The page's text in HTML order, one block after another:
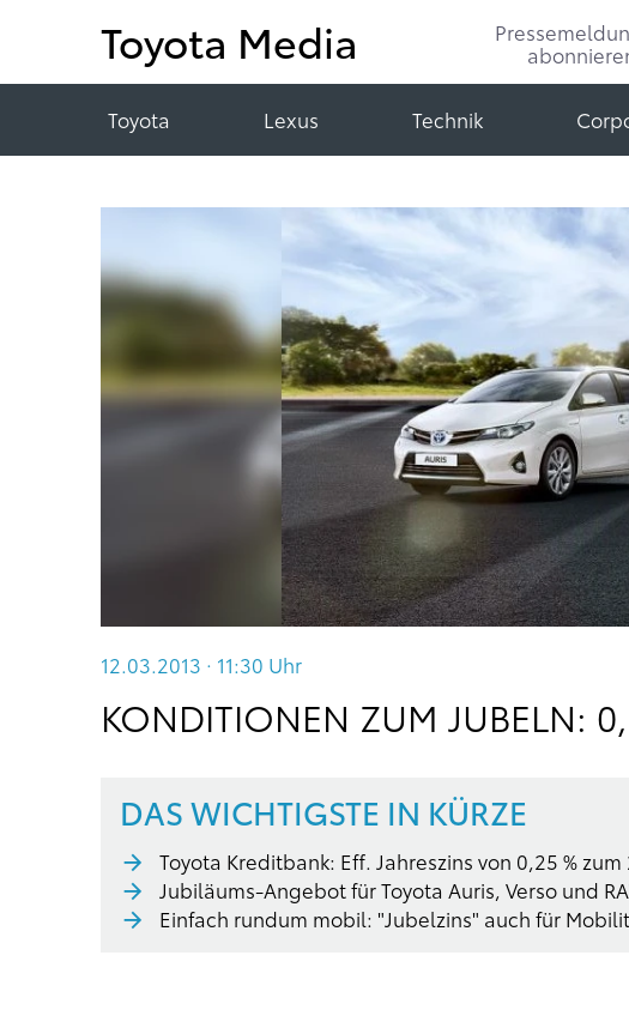
Toyota Media
Toyota Lexus Technik
12.03.2013 · 11:30 Uhr
KONDITIONEN ZUM JUBELN:
DAS WICHTIGSTE IN KÜRZE
Toyota Kreditbank: Eff. Jahreszins von 0,25 %
Jubiläums-Angebot für Toyota Auris, Verso und
Einfach rundum mobil: "Jubelzins" auch für